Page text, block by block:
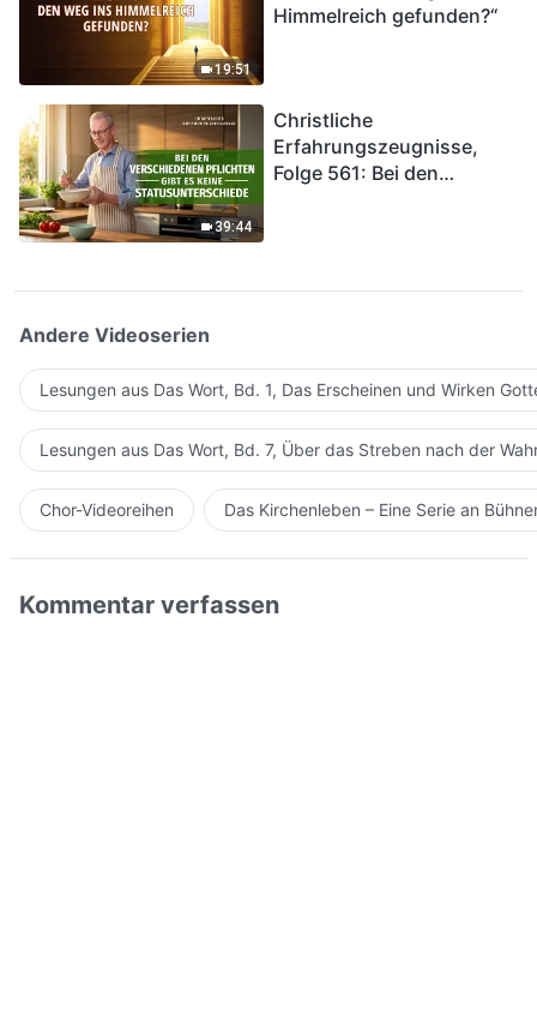
19:51
Himmelreich gefunden?“
39:44
Christliche
Erfahrungszeugnisse,
Folge 561: Bei den
Andere Videoserien
Lesungen aus Das Wort, Bd. 1, Das Erscheinen und Wirken
Lesungen aus Das Wort, Bd. 7, Über das Streben nach der
Chor-Videoreihen Das Kirchenleben – Eine Serie an
Kommentar verfassen